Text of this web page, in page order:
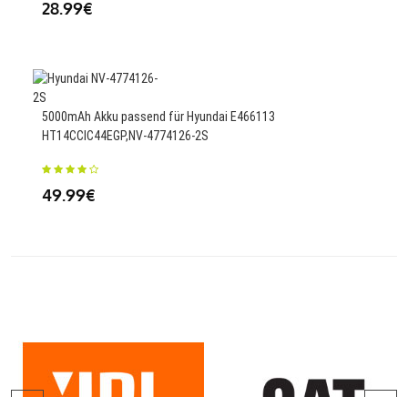
28.99€
5000mAh Akku passend für Hyundai E466113
HT14CCIC44EGP,NV-4774126-2S
49.99€